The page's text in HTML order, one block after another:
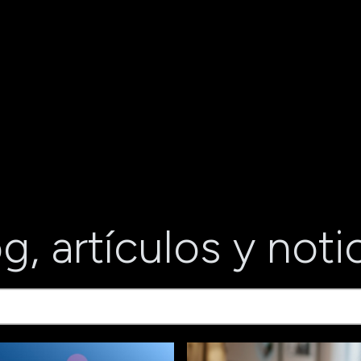
artículos y